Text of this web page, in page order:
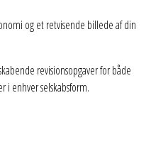
og et retvisende billede af din
revisionsopgaver for både
i enhver selskabsform.